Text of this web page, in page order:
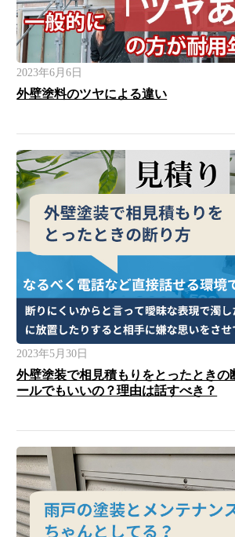
2023年6月6日
外壁塗料のツヤによる違い
2023年5月30日
外壁塗装で相見積もりをとったときの
ールでもいいの？理由は話すべき？